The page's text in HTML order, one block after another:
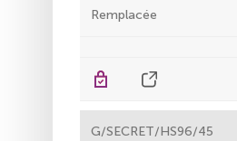
Remplacée
G/SECRET/HS96/45